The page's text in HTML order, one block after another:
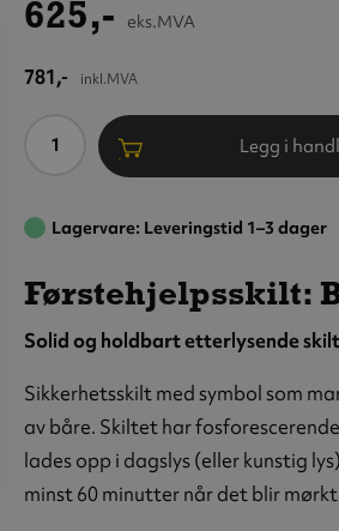
625,- eks.MVA
781,- inkl.MVA
Antall Legg i
Lagervare: Leveringstid 1–3 dager
Førstehjelpsskilt:
Solid og holdbart etterlysende
Sikkerhetsskilt med symbol som
av båre. Skiltet har
lades opp i dagslys (eller kunstig
minst 60 minutter når det blir